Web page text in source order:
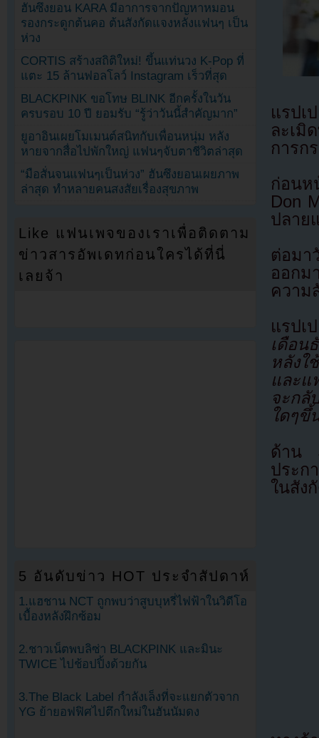
แรปเ
ละเมิ
การก
ก่อนห
Don
ปลาย
ต่อมา
ออกม
ความ
แรป
เดือน
หลังใ
และแ
จะกลั
ใดๆขึ้
ด้าน
ประก
ในสัง
ฮันซึงยอน KARA มีอาการจากปัญหาหมอน
รองกระดูกต้นคอ ต้นสังกัดแจงหลังแฟนๆ เป็น
ห่วง
CORTIS สร้างสถิติใหม่! ขึ้นแท่นวง K-Pop ที่
แตะ 15 ล้านฟอลโลว์ Instagram เร็วที่สุด
BLACKPINK ขอโทษ BLINK อีกครั้งในวัน
ครบรอบ 10 ปี ยอมรับ “รู้ว่าวันนี้สำคัญมาก”
ยูอาอินเผยโมเมนต์สนิทกับเพื่อนหนุ่ม หลัง
หายจากสื่อไปพักใหญ่ แฟนๆจับตาชีวิตล่าสุด
“มือสั่นจนแฟนๆเป็นห่วง” ฮันซึงยอนเผยภาพ
ล่าสุด ทำหลายคนสงสัยเรื่องสุขภาพ
Like แฟนเพจของเราเพื่อติดตาม
ข่าวสารอัพเดทก่อนใครได้ที่นี่
เลยจ้า
5 อันดับข่าว HOT ประจำสัปดาห์
1.แฮชาน NCT ถูกพบว่าสูบบุหรี่ไฟฟ้าในวิดีโอ
เบื้องหลังฝึกซ้อม
2.ชาวเน็ตพบลิซ่า BLACKPINK และมินะ
TWICE ไปช้อปปิ้งด้วยกัน
3.The Black Label กำลังเล็งที่จะแยกตัวจาก
YG ย้ายอฟฟิศไปตึกใหม่ในฮันนัมดง